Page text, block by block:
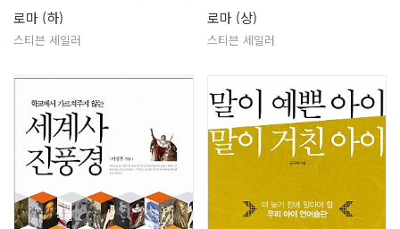
로마 (하)
스티븐 세일러
로마 (상)
스티븐 세일러